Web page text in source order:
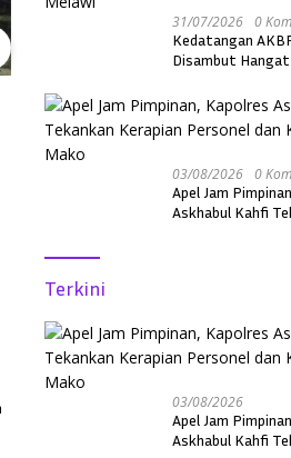
Gercep, Tim Berang-Berang Polsek
Pontianak Timur Amankan Pelaku
Pencurian Sepeda Motor
31/07/2026
0
Kedatangan
Disambut
03/08/2026
0
Apel Jam
Askhabul Kahfi
Terkini
03/08/2026
Apel Jam
Askhabul Kahfi